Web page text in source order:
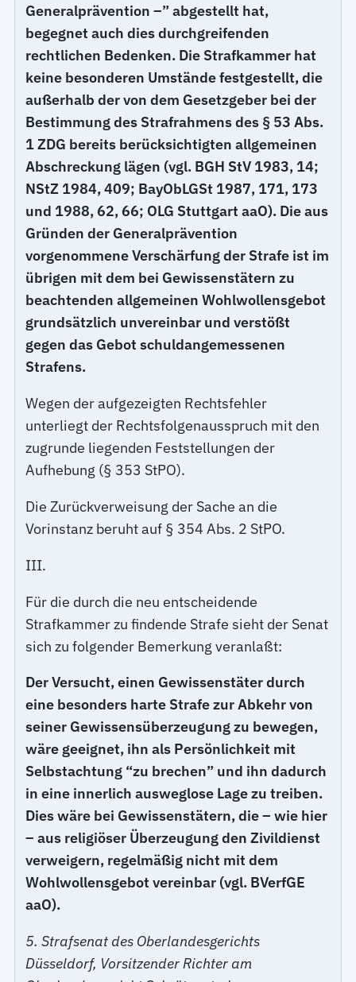
Generalprävention –” abgestellt hat,
begegnet auch dies durchgreifenden
rechtlichen Bedenken. Die Strafkammer hat
keine besonderen Umstände festgestellt, die
außerhalb der von dem Gesetzgeber bei der
Bestimmung des Strafrahmens des § 53 Abs.
1 ZDG bereits berücksichtigten allgemeinen
Abschreckung lägen (vgl. BGH StV 1983, 14;
NStZ 1984, 409; BayObLGSt 1987, 171, 173
und 1988, 62, 66; OLG Stuttgart aaO). Die aus
Gründen der Generalprävention
vorgenommene Verschärfung der Strafe ist im
übrigen mit dem bei Gewissenstätern zu
beachtenden allgemeinen Wohlwollensgebot
grundsätzlich unvereinbar und verstößt
gegen das Gebot schuldangemessenen
Strafens.
Wegen der aufgezeigten Rechtsfehler
unterliegt der Rechtsfolgenausspruch mit den
zugrunde liegenden Feststellungen der
Aufhebung (§ 353 StPO).
Die Zurückverweisung der Sache an die
Vorinstanz beruht auf § 354 Abs. 2 StPO.
III.
Für die durch die neu entscheidende
Strafkammer zu findende Strafe sieht der Senat
sich zu folgender Bemerkung veranlaßt:
Der Versucht, einen Gewissenstäter durch
eine besonders harte Strafe zur Abkehr von
seiner Gewissensüberzeugung zu bewegen,
wäre geeignet, ihn als Persönlichkeit mit
Selbstachtung “zu brechen” und ihn dadurch
in eine innerlich ausweglose Lage zu treiben.
Dies wäre bei Gewissenstätern, die – wie hier
– aus religiöser Überzeugung den Zivildienst
verweigern, regelmäßig nicht mit dem
Wohlwollensgebot vereinbar (vgl. BVerfGE
aaO).
5. Strafsenat des Oberlandesgerichts
Düsseldorf, Vorsitzender Richter am